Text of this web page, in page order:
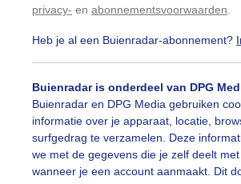
privacy- en abonnementsvoorwaarden
Heb je al een Buienradar-abonnement?
Buienradar is onderdeel van DPG
Buienradar en DPG Media gebruiken
informatie over je apparaat, locatie,
surfgedrag te verzamelen. Deze
we met de gegevens die je zelf deelt
wanneer je een account aanmaakt. Dit
Gebruik je Safari en wil je niet elke
Klikhierom dit aan te